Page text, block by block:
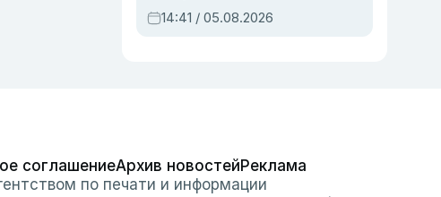
штрафстоянки
14:41 / 05.08.2026
соглашениеАрхив новостейРеклама
по печати и информации